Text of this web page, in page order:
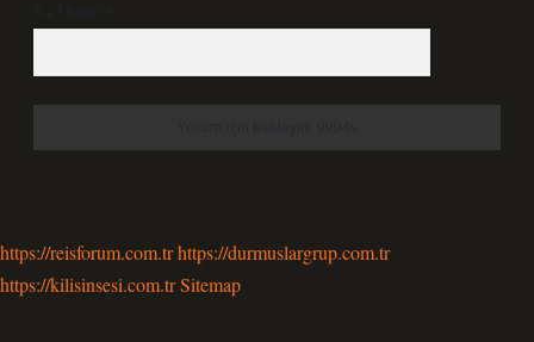
5 + 3 kaçtır?
https://reisforum.com.trhttps://durmuslargrup.com.tr
https://kilisinsesi.com.trSitemap